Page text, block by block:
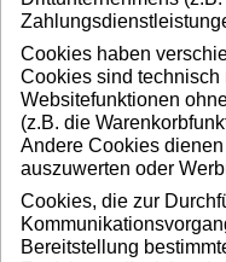
Cookies haben
Cookies sind
Websitefunktionen
(z.B. die
Andere Cookies
auszuwerten oder
Cookies, die zur
Bereitstellung